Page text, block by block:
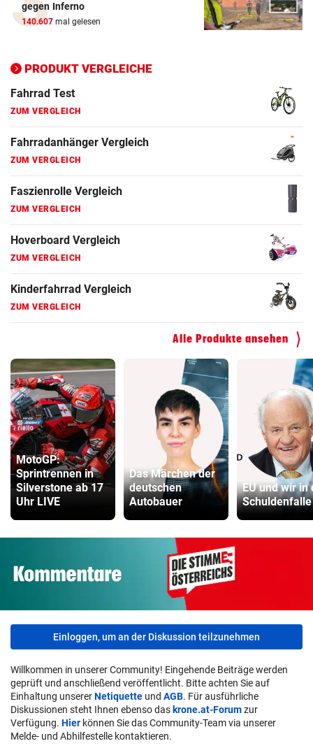
gegen Inferno
140.607 mal gelesen
PRODUKT VERGLEICHE
ZUM VERGLEICH
ZUM VERGLEICH
Fahrrad Test
ZUM VERGLEICH
Fahrradanhänger Vergleich
ZUM VERGLEICH
Faszienrolle Vergleich
ZUM VERGLEICH
Hoverboard Vergleich
ZUM VERGLEICH
Kinderfahrrad Vergleich
ZUM VERGLEICH
Alle Produkte ansehen
MotoGP:
Sprintrennen in
Silverstone ab 17
Uhr LIVE
Das Märchen der
deutschen
Autobauer
EU und wir in
Schuldenfalle
Einloggen, um an der Diskussion teilzunehmen
Willkommen in unserer Community! Eingehende Beiträge werden
geprüft und anschließend veröffentlicht. Bitte achten Sie auf
Einhaltung unsererNetiquette und AGB. Für ausführliche
Diskussionen steht Ihnen ebenso das krone.at-Forumzur
Verfügung. Hier können Sie das Community-Team via unserer
Melde- und Abhilfestelle kontaktieren.